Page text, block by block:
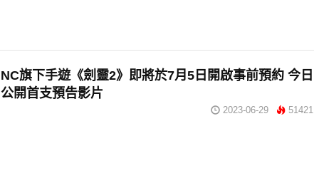
NC旗下手遊《劍靈2》即將於7月5日開啟事前預約 今日
公開首支預告影片
2023-06-29 51421